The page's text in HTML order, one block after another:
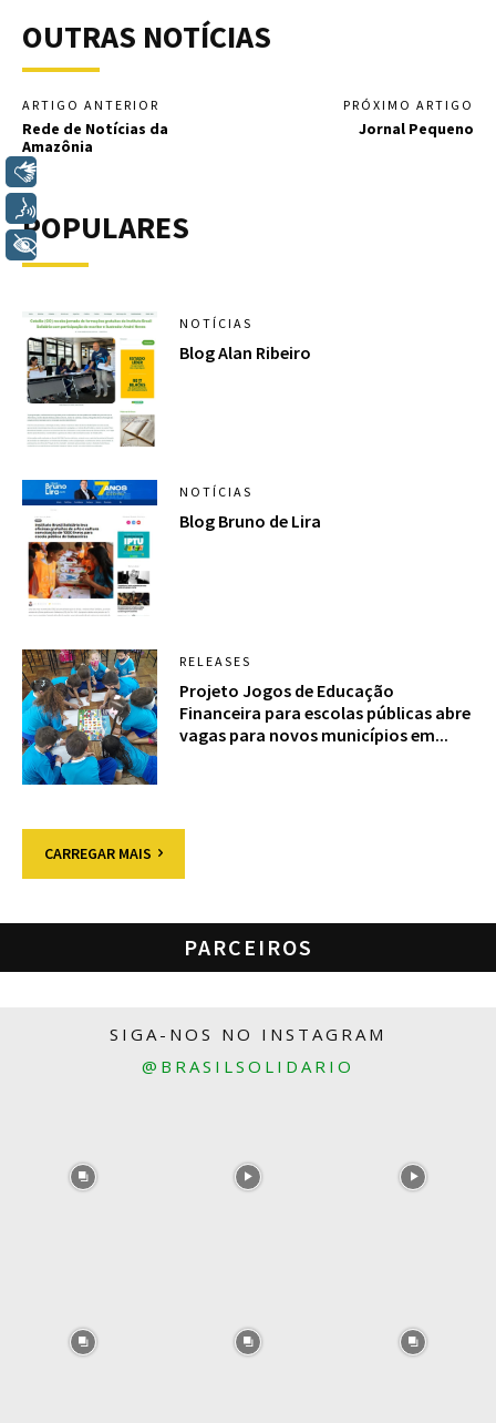
OUTRAS NOTÍCIAS
ARTIGO ANTERIOR
Rede de Notícias da
Amazônia
PRÓXIMO ARTIGO
Jornal Pequeno
POPULARES
NOTÍCIAS
Blog Alan Ribeiro
NOTÍCIAS
Blog Bruno de Lira
RELEASES
Projeto Jogos de Educação
Financeira para escolas públicas abre
vagas para novos municípios em...
CARREGAR MAIS
PARCEIROS
SIGA-NOS NO INSTAGRAM
@BRASILSOLIDARIO
+ Acessibilidade